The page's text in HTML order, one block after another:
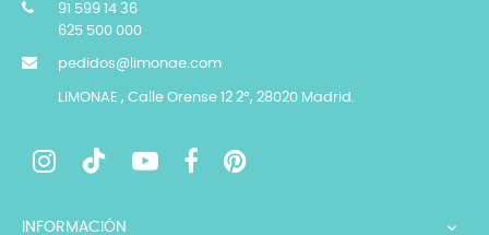
91 599 14 36
625 500 000
pedidos@limonae.com
LIMONAE , Calle Orense 12 2º, 28020 Madrid.
INFORMACIÓN 